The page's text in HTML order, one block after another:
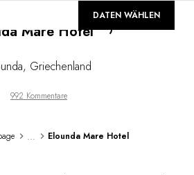
GALERIE
Mare Hotel
, Griechenland
992 Kommentare
... Elounda Mare Hotel
DATEN WÄHLEN